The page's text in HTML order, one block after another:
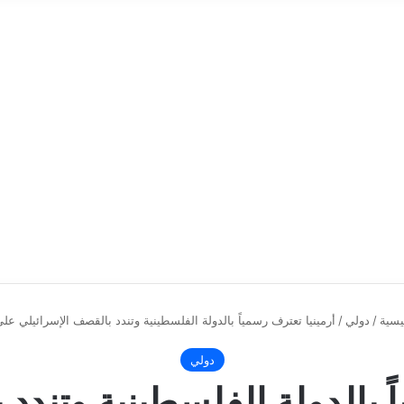
/ دولي / أرمينيا تعترف رسمياً بالدولة الفلسطينية وتندد بالقصف الإسرائيلي
دولي